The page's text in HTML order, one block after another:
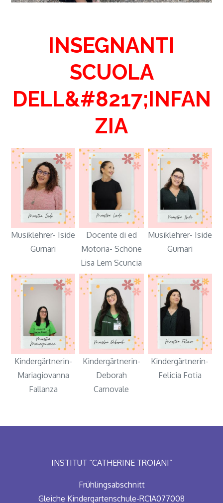
INSEGNANTI
SCUOLA
DELL&#8217;INFAN
ZIA
Musiklehrer- Iside
Gurnari
Docente di ed
Motoria- Schöne
Lisa Lem Scuncia
Musiklehrer- Iside
Gurnari
Kindergärtnerin-
Mariagiovanna
Fallanza
Kindergärtnerin-
Deborah
Carnovale
Kindergärtnerin-
Felicia Fotia
INSTITUT “CATHERINE TROIANI”
Frühlingsabschnitt
Gleiche Kindergartenschule-RC1A077008